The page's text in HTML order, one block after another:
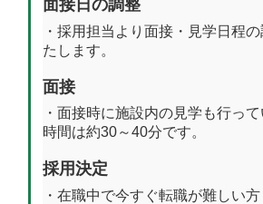
面接日の調整
・採用担当より面接・見学日程
たします。
面接
・面接時に施設内の見学も行っ
時間は約30～40分です。
採用決定
・在職中で今すぐ転職が難しい